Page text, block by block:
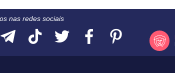
nas redes sociais